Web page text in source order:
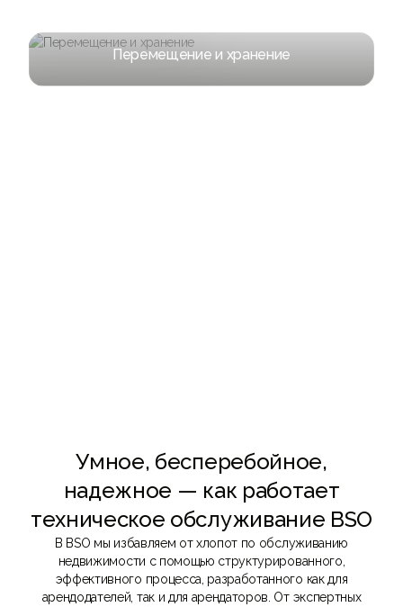
Перемещение и хранение
Умное, бесперебойное,
надежное — как работает
техническое обслуживание BSO
В BSO мы избавляем от хлопот по обслуживанию
недвижимости с помощью структурированного,
эффективного процесса, разработанного как для
арендодателей, так и для арендаторов. От экспертных